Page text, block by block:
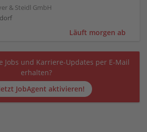
& Steidl GmbH
Läuft morgen ab
Jobs und Karriere-Updates per E-Mail
erhalten?
JobAgent aktivieren!